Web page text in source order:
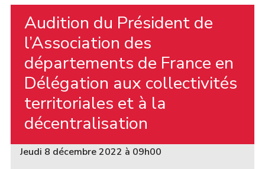
Audition du Président de
l’Association des
départements de France en
Délégation aux collectivités
territoriales et à la
décentralisation
Jeudi 8 décembre 2022 à 09h00